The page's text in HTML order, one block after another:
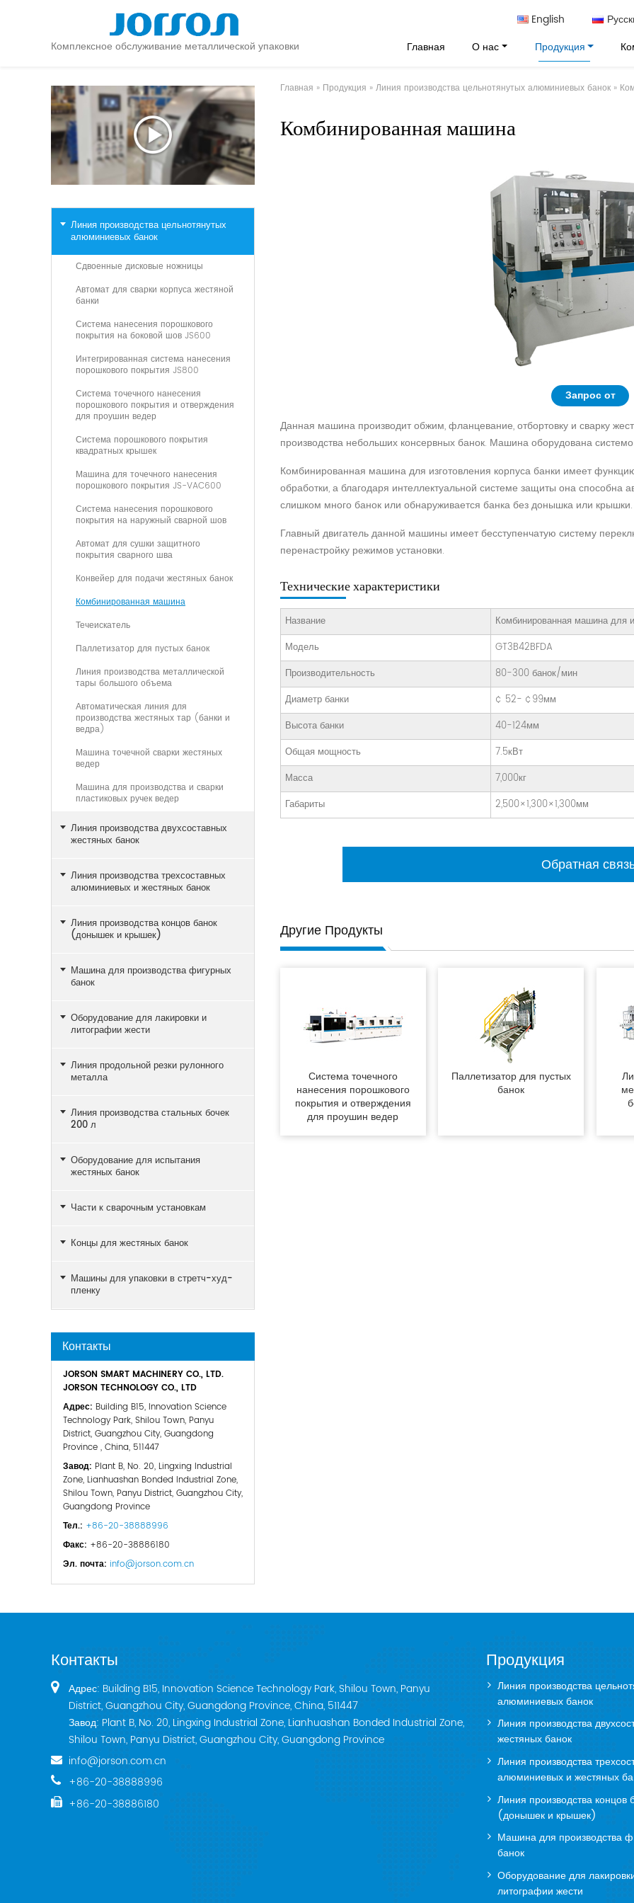
English
Комплексное обслуживание металлической упаковки Главная О нас Продукция
Линия производства цельнотянутых
алюминиевых банок
Сдвоенные дисковые ножницы
Автомат для сварки корпуса жестяной
банки
Система нанесения порошкового
покрытия на боковой шов JS600
Интегрированная система нанесения
порошкового покрытия JS800
Система точечного нанесения
порошкового покрытия и отверждения
для проушин ведер
Система порошкового покрытия
квадратных крышек
Машина для точечного нанесения
порошкового покрытия JS-VAC600
Система нанесения порошкового
покрытия на наружный сварной шов
Автомат для сушки защитного
покрытия сварного шва
Конвейер для подачи жестяных банок
Комбинированная машина
Течеискатель
Паллетизатор для пустых банок
Линия производства металлической
тары большого объема
Автоматическая линия для
производства жестяных тар (банки и
ведра)
Машина точечной сварки жестяных
ведер
Машина для производства и сварки
пластиковых ручек ведер
Линия производства двухсоставных
жестяных банок
Линия производства трехсоставных
алюминиевых и жестяных банок
Линия производства концов банок
(донышек и крышек)
Машина для производства фигурных
банок
Оборудование для лакировки и
литографии жести
Линия продольной резки рулонного
металла
Линия производства стальных бочек
200 л
Оборудование для испытания
жестяных банок
Части к сварочным установкам
Концы для жестяных банок
Машины для упаковки в стретч-худ-
пленку
Контакты
JORSON SMART MACHINERY CO., LTD.
JORSON TECHNOLOGY CO., LTD
Адрес: Building B15, Innovation Science
Technology Park, Shilou Town, Panyu
District, Guangzhou City, Guangdong
Province , China, 511447
Завод: Plant B, No. 20, Lingxing Industrial
Zone, Lianhuashan Bonded Industrial Zone,
Shilou Town, Panyu District, Guangzhou City,
Guangdong Province
Тел.: +86-20-38888996
Факс: +86-20-38886180
Эл. почта: info@jorson.com.cn
Главная » Продукция » Линия производства цельнотянутых алюминиевых банок »
Комбинированная машина
Запрос от
Данная машина производит обжим, фланцевание, отбортовку и сварку
производства небольших консервных банок. Машина оборудована
Комбинированная машина для изготовления корпуса банки имеет
обработки, а благодаря интеллектуальной системе защиты она способна
слишком много банок или обнаруживается банка без донышка или крышки.
Главный двигатель данной машины имеет бесступенчатую систему
перенастройку режимов установки.
Технические характеристики
Название
Комбинированная машина для
Модель
GT3B42BFDA
Производительность
80-300 банок/мин
Диаметр банки
¢ 52- ¢99мм
Высота банки
40-124мм
Общая мощность
7.5кВт
Масса
7,000кг
Габариты
2,500×1,300×1,300мм
Обратная
Другие Продукты
Система точечного
нанесения порошкового
покрытия и отверждения
для проушин ведер
Паллетизатор для пустых
банок
Контакты
Адрес: Building B15, Innovation Science Technology Park, Shilou Town, Panyu
District, Guangzhou City, Guangdong Province, China, 511447
Завод: Plant B, No. 20, Lingxing Industrial Zone, Lianhuashan Bonded Industrial Zone,
Shilou Town, Panyu District, Guangzhou City, Guangdong Province
info@jorson.com.cn
+86-20-38888996
+86-20-38886180
Продукция
Линия производства
алюминиевых банок
Линия производства
жестяных банок
Линия производства
алюминиевых и жестяных
Линия производства концов
(донышек и крышек)
Машина для производства
банок
Оборудование для
литографии жести